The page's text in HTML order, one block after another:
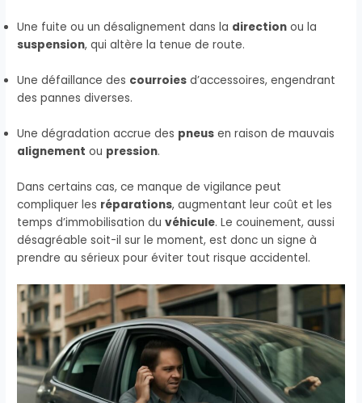
Une fuite ou un désalignement dans la direction ou la
suspension, qui altère la tenue de route.
Une défaillance des courroies d’accessoires, engendrant
des pannes diverses.
Une dégradation accrue des pneus en raison de mauvais
alignement ou pression.
Dans certains cas, ce manque de vigilance peut
compliquer les réparations, augmentant leur coût et les
temps d’immobilisation duvéhicule. Le couinement, aussi
désagréable soit-il sur le moment, est donc un signe à
prendre au sérieux pour éviter tout risque accidentel.